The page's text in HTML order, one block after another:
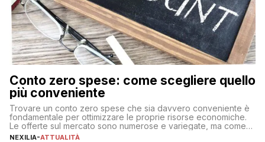
Conto zero spese: come scegliere quello
più conveniente
Trovare un conto zero spese che sia davvero conveniente è
fondamentale per ottimizzare le proprie risorse economiche.
Le offerte sul mercato sono numerose e variegate, ma come
individuare quella più adatta alle proprie esigenze senza
NEXILIA-ATTUALITÀ